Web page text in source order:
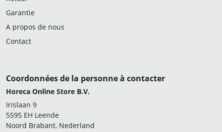
Garantie
A propos de nous
Contact
Coordonnées de la personne à contacter
Horeca Online Store B.V.
Irislaan 9
5595 EH Leende
Noord Brabant, Nederland